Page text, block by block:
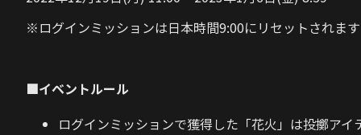
※ログインミッションは日本時間9:00にリセットされます
■イベントルール
ログインミッションで獲得した「花火」は投擲アイ